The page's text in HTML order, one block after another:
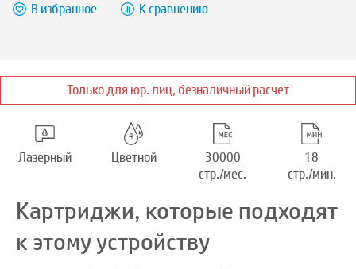
В избранное К сравнению
Только для юр. лиц, безналичный расчёт
Лазерный Цветной
30000
стр./мес.
18
стр./мин.
Картриджи, которые подходят
к этому устройству